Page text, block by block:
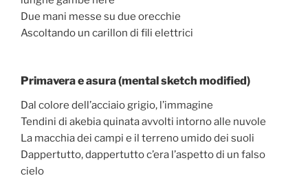
Due mani messe su due orecchie
Ascoltando un carillon di fili elettrici
Primavera e asura (mental sketch modified)
Dal colore dell’acciaio grigio, l’immagine
Tendini di akebia quinata avvolti intorno alle nuvole
La macchia dei campi e il terreno umido dei suoli
Dappertutto, dappertutto c’era l’aspetto di un falso
cielo